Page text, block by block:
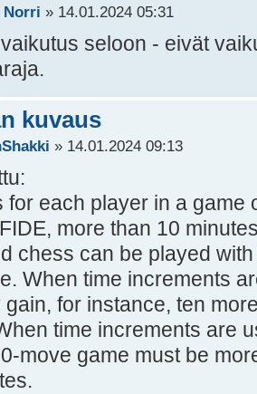
Norri » 14.01.2024 05:31
seloon - eivät
kuvaus
» 14.01.2024 09:13
for each player in a game
more than 10
chess can be played
When time increments
gain, for instance, ten
time increments are
move game must be